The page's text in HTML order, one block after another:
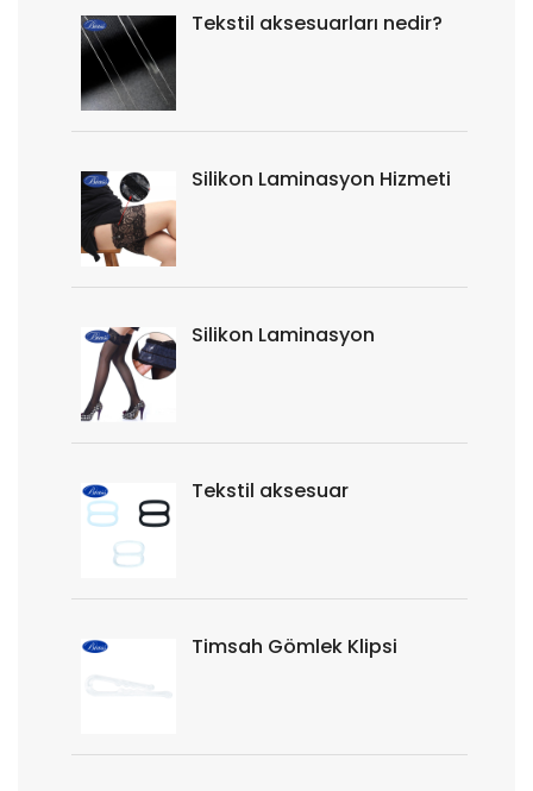
Tekstil aksesuarları nedir?
Silikon Laminasyon Hizmeti
Silikon Laminasyon
Tekstil aksesuar
Timsah Gömlek Klipsi